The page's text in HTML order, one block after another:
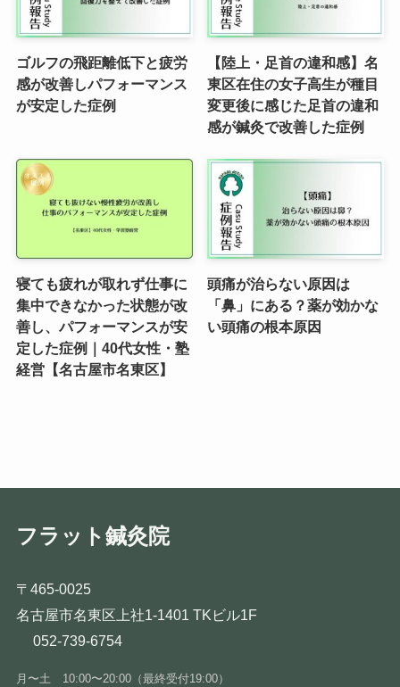
ゴルフの飛距離低下と疲労
感が改善しパフォーマンス
が安定した症例
【陸上・足首の違和感】名
東区在住の女子高生が種目
変更後に感じた足首の違和
感が鍼灸で改善した症例
寝ても疲れが取れず仕事に
集中できなかった状態が改
善し、パフォーマンスが安
定した症例｜40代女性・塾
経営【名古屋市名東区】
頭痛が治らない原因は
「鼻」にある？薬が効かな
い頭痛の根本原因
フラット鍼灸院
〒465-0025
名古屋市名東区上社1-1401 TKビル1F
052-739-6754
月〜土 10:00〜20:00（最終受付19:00）